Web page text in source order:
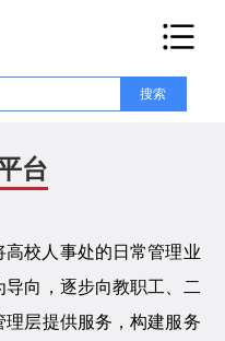
慧学工
台智慧楼宇
台
校人事处的日常管理业
向，逐步向教职工、二
层提供服务，构建服务